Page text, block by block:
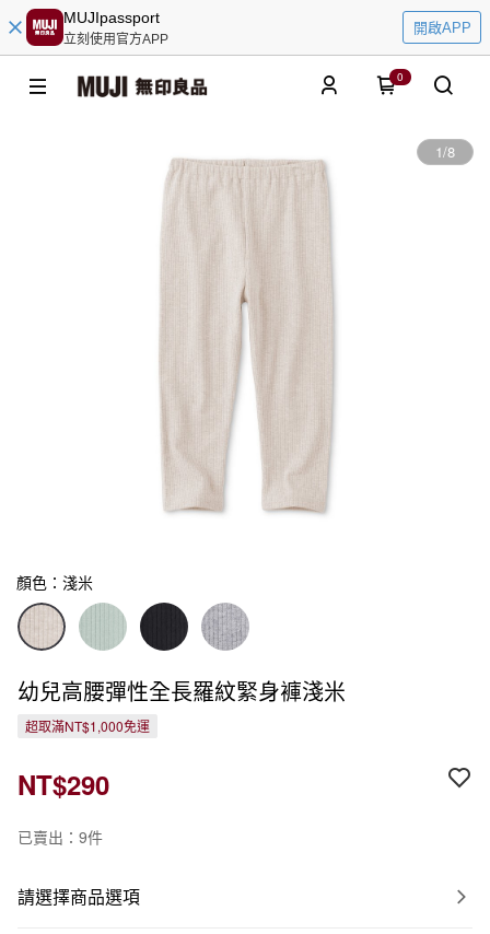
MUJIpassport
立刻使用官方APP
開啟APP
0
1/8
顏色：淺米
幼兒高腰彈性全長羅紋緊身褲淺米
超取滿NT$1,000免運
NT$290
已賣出：9件
請選擇商品選項